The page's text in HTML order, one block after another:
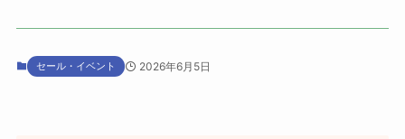
セール・イベント 2026年6月5日